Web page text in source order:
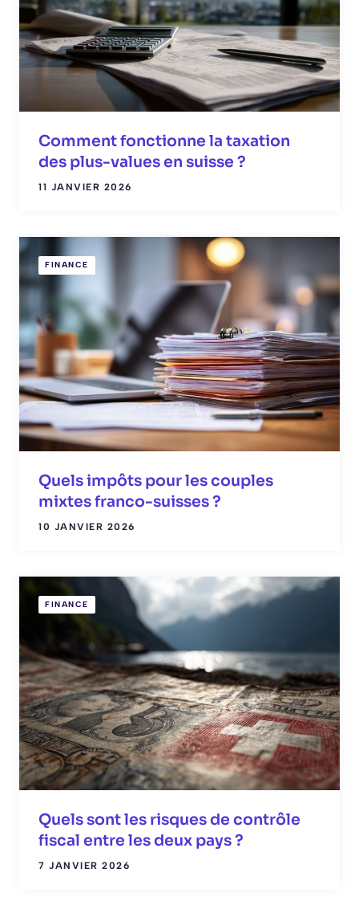
Comment fonctionne la taxation
des plus-values en suisse ?
11 JANVIER 2026
FINANCE
Quels impôts pour les couples
mixtes franco-suisses ?
10 JANVIER 2026
FINANCE
Quels sont les risques de contrôle
fiscal entre les deux pays ?
7 JANVIER 2026